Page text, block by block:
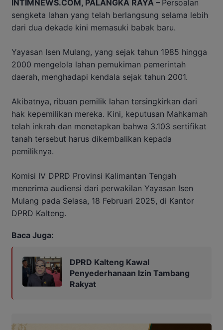
INTIMNEWS.COM, PALANGKA RAYA – Persoalan
sengketa lahan yang telah berlangsung selama lebih
dari dua dekade kini memasuki babak baru.
Yayasan Isen Mulang, yang sejak tahun 1985 hingga
2000 mengelola lahan pemukiman pemerintah
daerah, menghadapi kendala sejak tahun 2001.
Akibatnya, ribuan pemilik lahan tersingkirkan dari
hak kepemilikan mereka. Kini, keputusan Mahkamah
telah inkrah dan menetapkan bahwa 3.103 sertifikat
tanah tersebut harus dikembalikan kepada
pemiliknya.
Komisi IV DPRD Provinsi Kalimantan Tengah
menerima audiensi dari perwakilan Yayasan Isen
Mulang pada Selasa, 18 Februari 2025, di Kantor
DPRD Kalteng.
Baca Juga:
DPRD Kalteng Kawal
Penyederhanaan Izin Tambang
Rakyat